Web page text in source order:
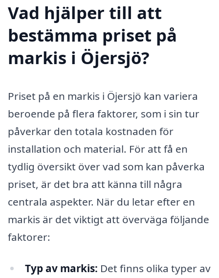
Vad hjälper till att
bestämma priset på
markis i Öjersjö?
Priset på en markis i Öjersjö kan variera
beroende på flera faktorer, som i sin tur
påverkar den totala kostnaden för
installation och material. För att få en
tydlig översikt över vad som kan påverka
priset, är det bra att känna till några
centrala aspekter. När du letar efter en
markis är det viktigt att överväga följande
faktorer:
Typ av markis: Det finns olika typer av